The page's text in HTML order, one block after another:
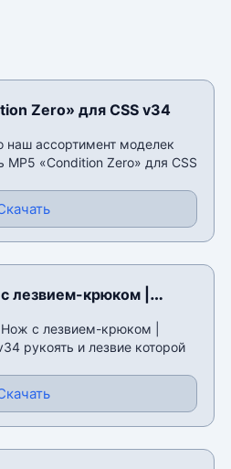
Zero» для CSS v34
наш ассортимент моделек
«Condition Zero» для CSS
лезвием-крюком |
v34
с лезвием-крюком |
рукоять и лезвие которой